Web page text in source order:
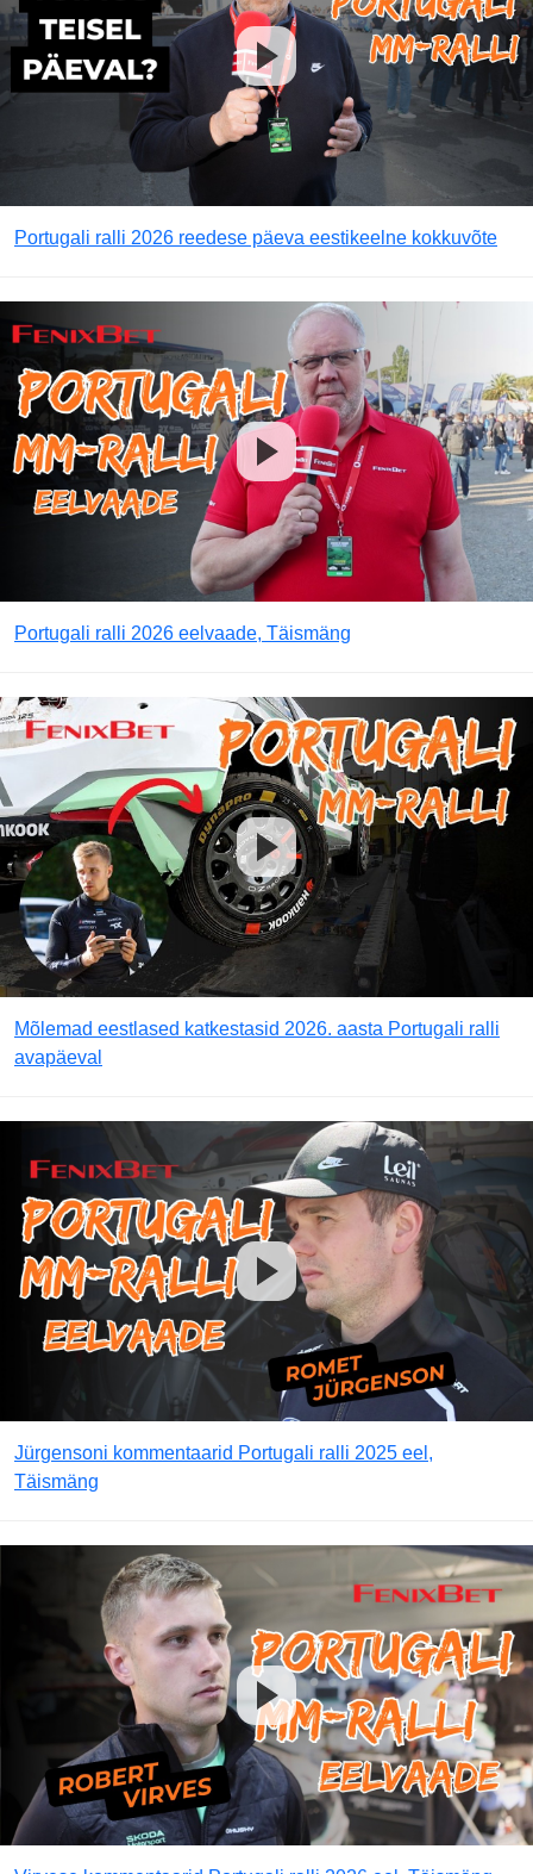
Portugali ralli 2026 reedese päeva eestikeelne kokkuvõte
Portugali ralli 2026 eelvaade, Täismäng
Mõlemad eestlased katkestasid 2026. aasta Portugali ralli
avapäeval
Jürgensoni kommentaarid Portugali ralli 2025 eel,
Täismäng